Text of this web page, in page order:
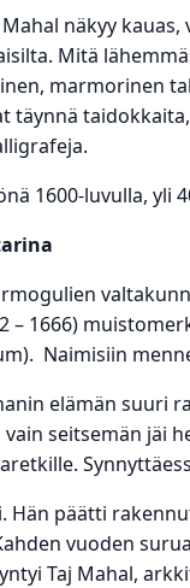
näkyy
Mitä
marmorinen
täynnä
1600-luvulla, yli
– 1666)
Naimisiin
elämän suuri
seitsemän jäi
Hän päätti
vuoden
Taj Mahal,